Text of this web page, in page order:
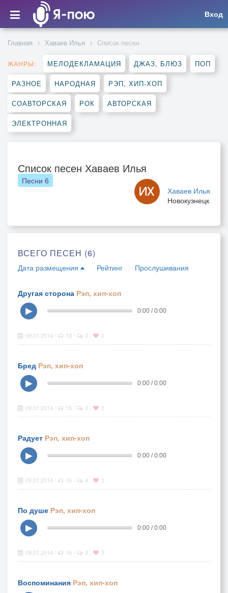
Вход
Главная Хаваев Илья Список песен
ЖАНРЫ: МЕЛОДЕКЛАМАЦИЯ ДЖАЗ, БЛЮЗ ПОП
РАЗНОЕ НАРОДНАЯ РЭП, ХИП-ХОП
СОАВТОРСКАЯ РОК АВТОРСКАЯ
ЭЛЕКТРОННАЯ
Список песен Хаваев Илья
Хаваев Илья
Новокузнецк
Песни 6
ВСЕГО ПЕСЕН (6)
Дата размещения Рейтинг Прослушивания
Другая сторона Рэп, хип-хоп
▶
0:00 / 0:00
09.01.2014 13 0 0
Бред Рэп, хип-хоп
▶
0:00 / 0:00
09.01.2014 15 0 0
Радует Рэп, хип-хоп
▶
0:00 / 0:00
09.01.2014 16 4 3
По душе Рэп, хип-хоп
▶
0:00 / 0:00
09.01.2014 16 3 3
Воспоминания Рэп, хип-хоп